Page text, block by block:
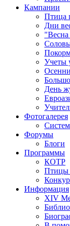
Кампании
Птица
Дни
Учеты
День
Фотогалерея
Форумы
Блоги
Программы
КОТР
Птицы
Информация
XIV